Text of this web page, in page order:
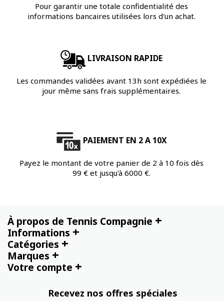
Pour garantir une totale confidentialité des
informations bancaires utilisées lors d'un achat.
LIVRAISON RAPIDE
Les commandes validées avant 13h sont expédiées le
jour même sans frais supplémentaires.
PAIEMENT EN 2 A 10X
Payez le montant de votre panier de 2 à 10 fois dès
99 € et jusqu'à 6000 €.
À propos de Tennis Compagnie +
Informations +
Catégories +
Marques +
Votre compte +
Recevez nos offres spéciales